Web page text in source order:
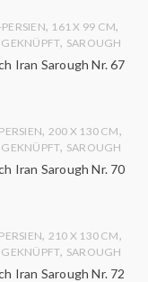
, 161 X 99 CM,
, SAROUGH
Iran Sarough Nr. 67
, 200 X 130 CM,
, SAROUGH
Iran Sarough Nr. 70
, 210 X 130 CM,
, SAROUGH
Iran Sarough Nr. 72